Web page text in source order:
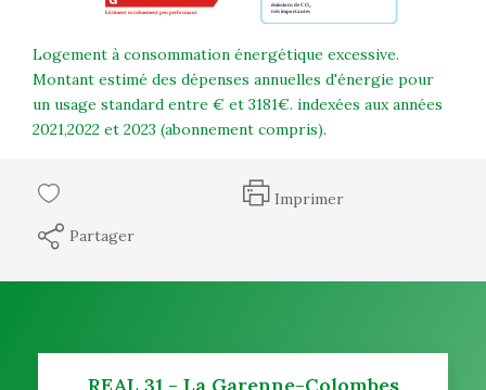
Logement à consommation énergétique excessive.
Montant estimé des dépenses annuelles d'énergie pour
un usage standard entre € et 3181€. indexées aux années
2021,2022 et 2023 (abonnement compris).
Imprimer
Partager
REAL 31 - La Garenne-Colombes